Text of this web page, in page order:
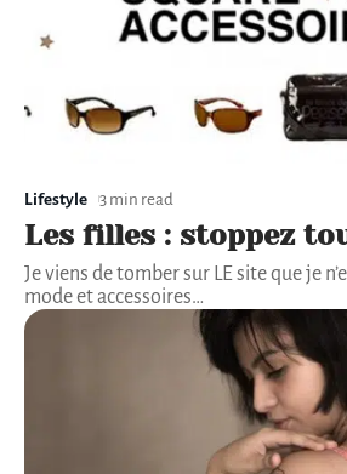
Lifestyle 3 min read
Les filles : stoppez
Je viens de tomber sur LE site que je
mode et accessoires…